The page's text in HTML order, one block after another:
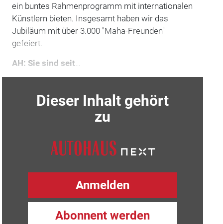
ein buntes Rahmenprogramm mit internationalen
Künstlern bieten. Insgesamt haben wir das
Jubiläum mit über 3.000 "Maha-Freunden"
gefeiert.
AH: Sie sind seit
Dieser Inhalt gehört
zu
Anmelden
Abonnent werden